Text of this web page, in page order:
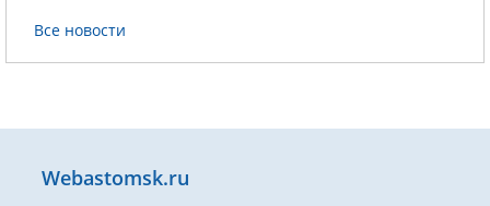
Все новости
Webastomsk.ru